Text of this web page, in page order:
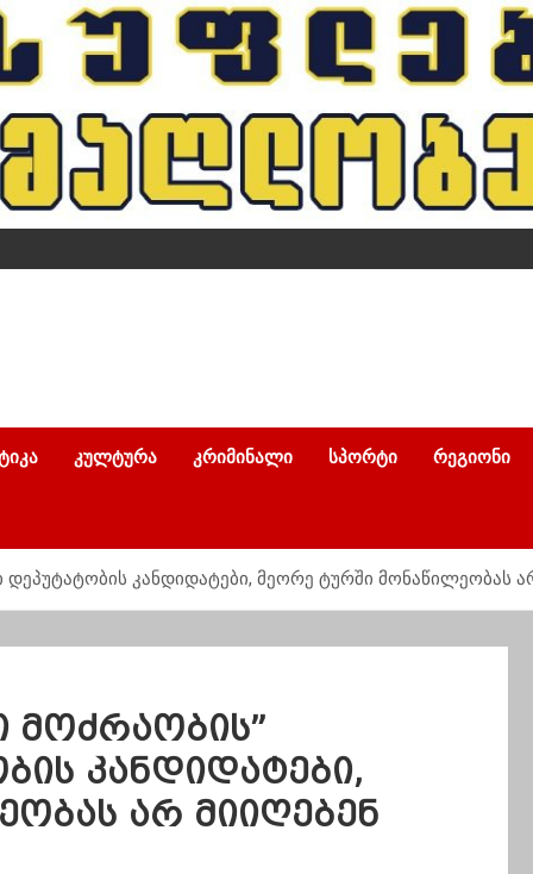
ᲙᲣᲚᲢᲣᲠᲐ ᲙᲠᲘᲛᲘᲜᲐᲚᲘ ᲡᲞᲝᲠᲢᲘ ᲠᲔᲒᲘᲝᲜᲘ
კანდიდატები, მეორე ტურში მონაწილეობას
მოძრაობის”
კანდიდატები,
არ მიიღებენ